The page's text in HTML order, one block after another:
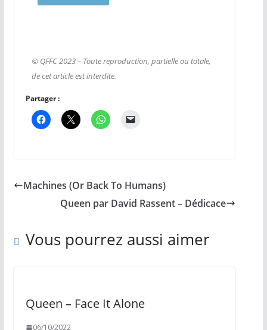
© QFFC 2023 – Toute reproduction, partielle ou totale,
de cet article est interdite.
Partager :
Machines (Or Back To Humans)
Queen par David Rassent – Dédicace
Vous pourrez aussi aimer
Queen – Face It Alone
06/10/2022